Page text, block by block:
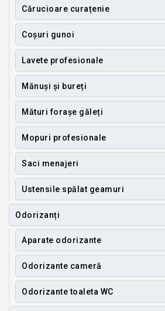
Cărucioare curațenie
Coșuri gunoi
Lavete profesionale
Mănuși și bureți
Mături forașe găleți
Mopuri profesionale
Saci menajeri
Ustensile spălat geamuri
Odorizanți
Aparate odorizante
Odorizante cameră
Odorizante toaleta WC